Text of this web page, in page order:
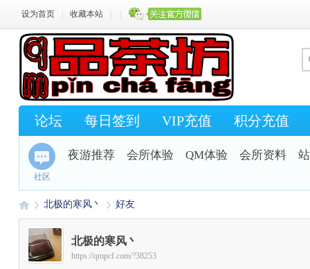
设为首页 收藏本站
论坛 每日签到 VIP充值 积分充值
社区
夜游推荐 会所体验 QM体验 会所资料
›
北极的寒风丶
›
好友
北极的寒风丶
https://qmpcf.com/?38253